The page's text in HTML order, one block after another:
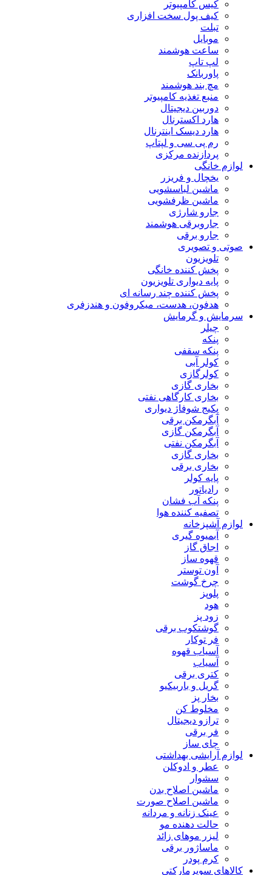
کیس کامپیوتر
کیف پول سخت افزاری
تبلت
موبایل
ساعت هوشمند
لپ تاپ
پاوربانک
مچ بند هوشمند
منبع تغذیه کامپیوتر
دوربین دیجیتال
هارد اکسترنال
هارد دیسک اینترنال
رم پی سی و لپتاپ
پردازنده مرکزی
لوازم خانگی
یخچال و فریزر
ماشین لباسشویی
ماشین ظرفشویی
جارو شارژی
جاروبرقی هوشمند
جارو برقی
صوتی و تصویری
تلویزیون
پخش کننده خانگی
پایه دیواری تلویزیون
پخش کننده چند رسانه ای
هدفون، هدست، میکروفون و هندزفری
سرمایش و گرمایش
چیلر
پنکه
پنکه سقفی
کولر آبی
کولرگازی
بخاری گازی
بخاری کارگاهی نفتی
پکیج شوفاژ دیواری
آبگرمکن برقی
آبگرمکن گازی
آبگرمکن نفتی
بخاری گازی
بخاری برقی
پایه کولر
رادیاتور
پنکه آب فشان
تصفیه کننده هوا
لوازم آشپزخانه
آبمیوه گیری
اجاق گاز
قهوه ساز
آون توستر
چرخ گوشت
پلوپز
هود
زود پز
گوشتکوب برقی
فر توکار
آسیاب قهوه
آسیاب
کتری برقی
گریل و باربیکیو
بخار پز
مخلوط کن
ترازو دیجیتال
فر برقی
چای ساز
لوازم آرایشی بهداشتی
عطر و ادوکلن
سشوار
ماشین اصلاح بدن
ماشین اصلاح صورت
عینک زنانه و مردانه
حالت دهنده مو
لیزر موهای زائد
ماساژور برقی
کرم پودر
کالاهای سوپرمارکتی